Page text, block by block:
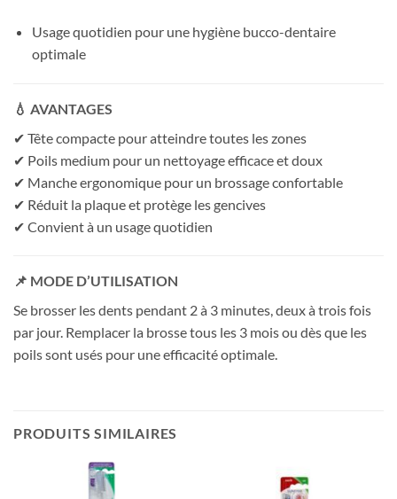
Usage quotidien pour une hygiène bucco-dentaire
optimale
💧 AVANTAGES
✔ Tête compacte pour atteindre toutes les zones
✔ Poils medium pour un nettoyage efficace et doux
✔ Manche ergonomique pour un brossage confortable
✔ Réduit la plaque et protège les gencives
✔ Convient à un usage quotidien
📌 MODE D’UTILISATION
Se brosser les dents pendant 2 à 3 minutes, deux à trois fois
par jour. Remplacer la brosse tous les 3 mois ou dès que les
poils sont usés pour une efficacité optimale.
PRODUITS SIMILAIRES